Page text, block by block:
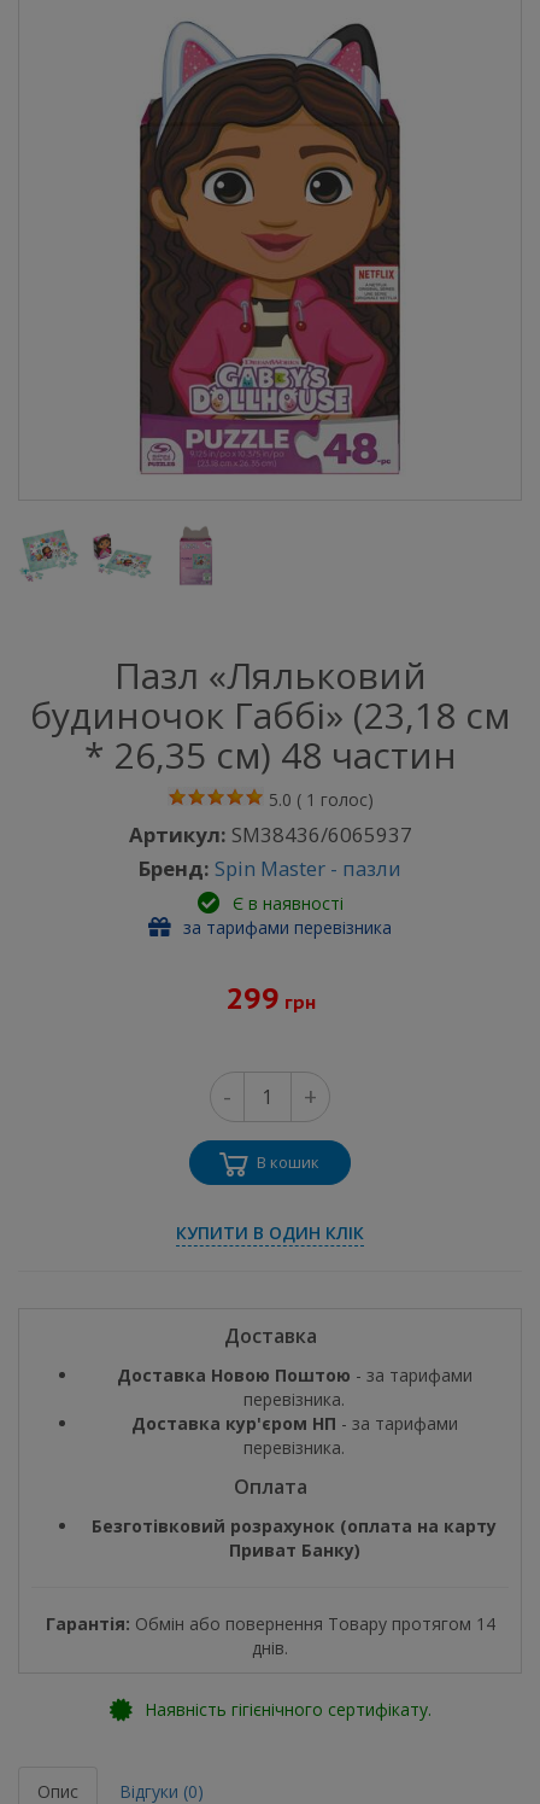
Пазл «Ляльковий
будиночок Габбі» (23,18 см
* 26,35 см) 48 частин
5.0 ( 1 голос)
Артикул: SM38436/6065937
Бренд: Spin Master - пазли
Є в наявності
за тарифами перевізника
299 грн
- +
В кошик
КУПИТИ В ОДИН КЛІК
Доставка
Доставка Новою Поштою - за тарифами
перевізника.
Доставка кур'єром НП - за тарифами
перевізника.
Оплата
Безготівковий розрахунок (оплата на карту
Приват Банку)
Гарантія: Обмін або повернення Товару протягом 14
днів.
Наявність гігієнічного сертифікату.
Опис Відгуки (0)